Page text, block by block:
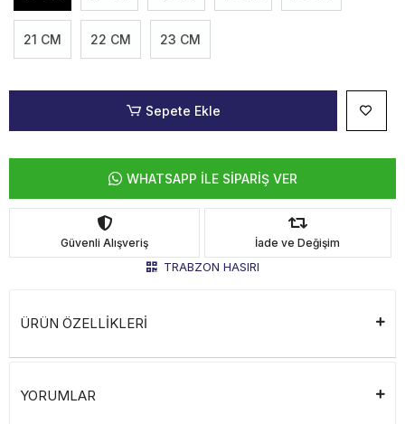
21 CM 22 CM 23 CM
Sepete Ekle
WHATSAPP İLE SİPARİŞ VER
Güvenli Alışveriş İade ve Değişim
TRABZON HASIRI
ÜRÜN ÖZELLİKLERİ
YORUMLAR